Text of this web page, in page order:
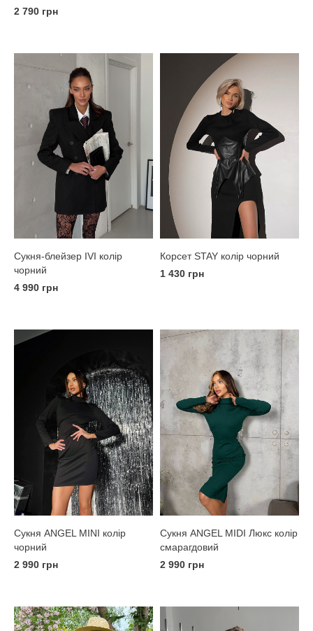
2 790 грн
Сукня-блейзер IVI колір
чорний
4 990 грн
Корсет STAY колір чорний
1 430 грн
Сукня ANGEL MINI колір
чорний
2 990 грн
Сукня ANGEL MIDI Люкс колір
смарагдовий
2 990 грн